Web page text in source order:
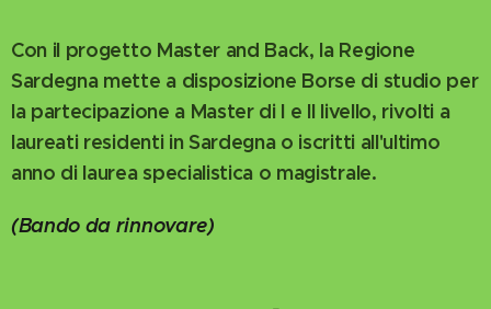
Con il progetto Master and Back, la Regione
Sardegna mette a disposizione Borse di studio per
la partecipazione a Master di I e II livello, rivolti a
laureati residenti in Sardegna o iscritti all'ultimo
anno di laurea specialistica o magistrale.
(Bando da rinnovare)